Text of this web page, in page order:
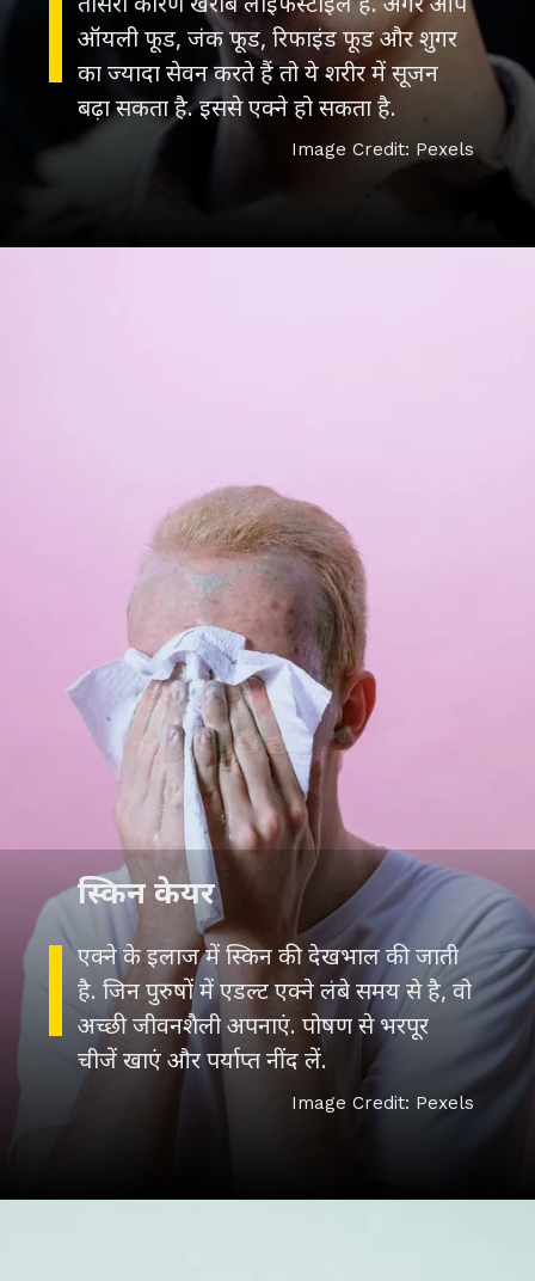
ऑयली फूड, जंक फूड, रिफाइंड फूड और शुगर
का ज्यादा सेवन करते हैं तो ये शरीर में सूजन
Image Credit: Pexels
एक्ने के इलाज में स्किन की देखभाल की जाती
है. जिन पुरुषों में एडल्ट एक्ने लंबे समय से है, वो
अच्छी जीवनशैली अपनाएं. पोषण से भरपूर
स्किन केयर
Image Credit: Pexels